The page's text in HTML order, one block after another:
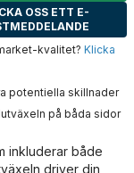
OSS ETT E-
kvalitet? Klicka
potentiella skillnader
på båda sidor
inkluderar både
driver din